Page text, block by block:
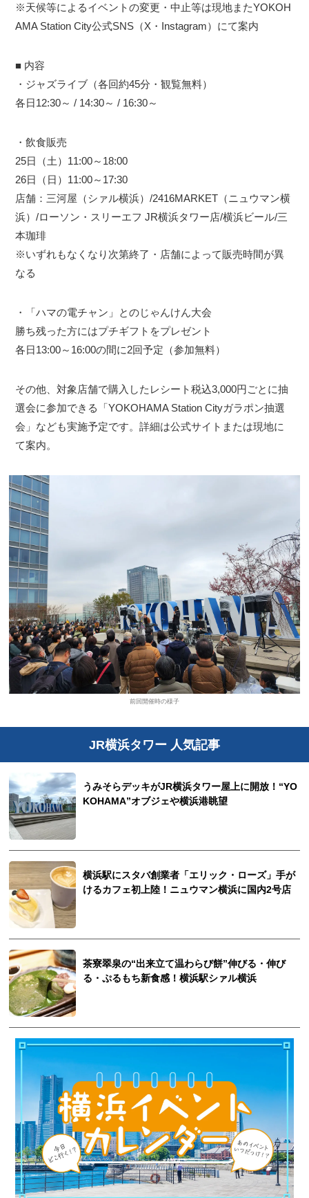
※天候等によるイベントの変更・中止等は現地またYOKOH
AMA Station City公式SNS（X・Instagram）にて案内
■ 内容
・ジャズライブ（各回約45分・観覧無料）
各日12:30～ / 14:30～ / 16:30～
・飲食販売
25日（土）11:00～18:00
26日（日）11:00～17:30
店舗：三河屋（シァル横浜）/2416MARKET（ニュウマン横
浜）/ローソン・スリーエフ JR横浜タワー店/横浜ビール/三
本珈琲
※いずれもなくなり次第終了・店舗によって販売時間が異
なる
・「ハマの電チャン」とのじゃんけん大会
勝ち残った方にはプチギフトをプレゼント
各日13:00～16:00の間に2回予定（参加無料）
その他、対象店舗で購入したレシート税込3,000円ごとに抽
選会に参加できる「YOKOHAMA Station Cityガラポン抽選
会」なども実施予定です。詳細は公式サイトまたは現地に
て案内。
前回開催時の様子
JR横浜タワー 人気記事
うみそらデッキがJR横浜タワー屋上に開放！“YO
KOHAMA”オブジェや横浜港眺望
横浜駅にスタバ創業者「エリック・ローズ」手が
けるカフェ初上陸！ニュウマン横浜に国内2号店
茶寮翠泉の“出来立て温わらび餅”伸びる・伸び
る・ぷるもち新食感！横浜駅シァル横浜